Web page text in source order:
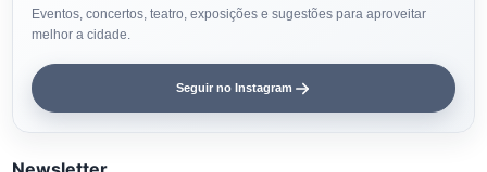
Eventos, concertos, teatro, exposições e sugestões para aproveitar
melhor a cidade.
Seguir no Instagram